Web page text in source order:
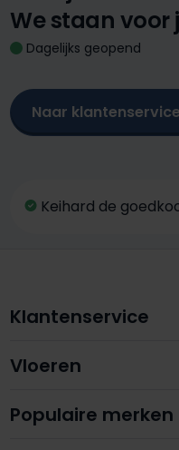
We staan voor
Dagelijks geopend
Naar klantenservice
Keihard de
Klantenservice
Vloeren
Populaire merken